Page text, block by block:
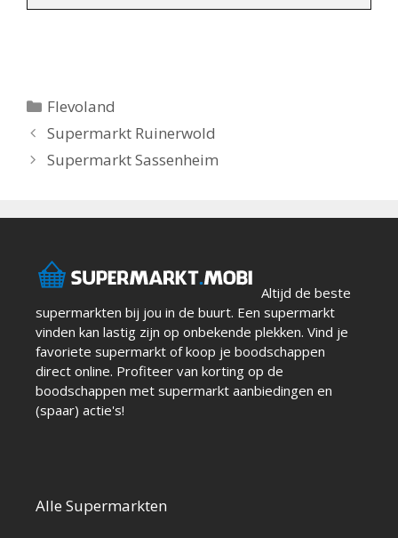
Categorieën
Flevoland
Berichtnavigatie
Supermarkt Ruinerwold
Supermarkt Sassenheim
Altijd de beste
supermarkten bij jou in de buurt. Een supermarkt
vinden kan lastig zijn op onbekende plekken. Vind je
favoriete supermarkt of koop je boodschappen
direct online. Profiteer van korting op de
boodschappen met supermarkt aanbiedingen en
(spaar) actie's!
Alle Supermarkten